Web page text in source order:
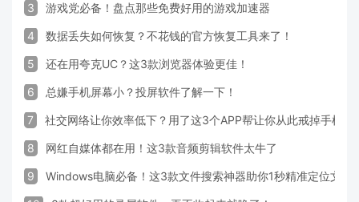
3 游戏党必备！盘点那些免费好用的游戏加速器
4 数据丢失如何恢复？不花钱的官方恢复工具来了！
5 还在用夸克UC？这3款浏览器体验更佳！
6 总嫌手机屏幕小？投屏软件了解一下！
7 社交网络让你效率低下？用了这3个APP帮让你从此戒掉手机！
8 网红自媒体都在用！这3款音频剪辑软件太牛了
9 Windows电脑必备！这3款文件搜索神器助你1秒精准定位文件